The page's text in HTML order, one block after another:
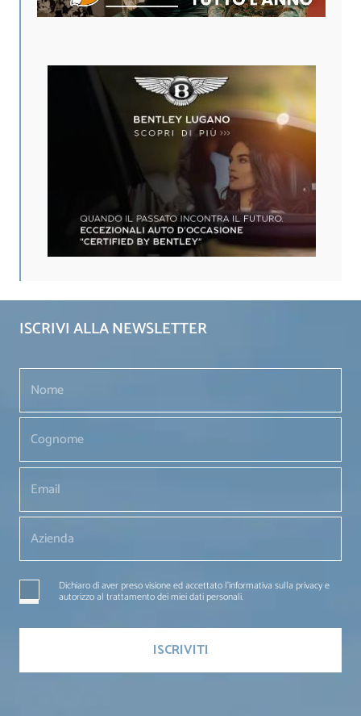
ISCRIVI ALLA NEWSLETTER
Dichiaro di aver preso visione ed accettato l'informativa sulla privacy e
autorizzo al trattamento dei miei dati personali.